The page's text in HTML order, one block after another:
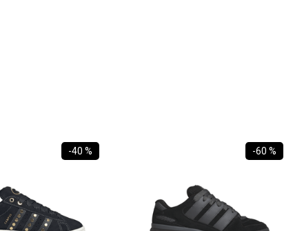
-40 % -60 %